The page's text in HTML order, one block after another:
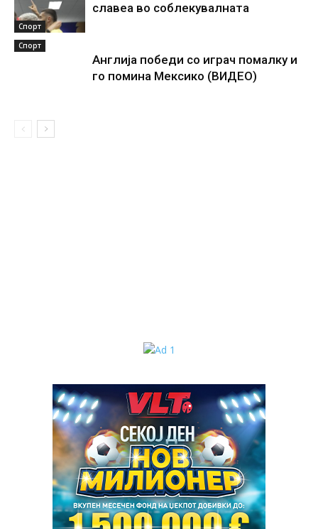
Спорт
славеа во соблекувалната
Спорт
Англија победи со играч помалку и
го помина Мексико (ВИДЕО)